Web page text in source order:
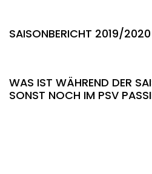
SAISONBERICHT 2019/2020
WAS IST WÄHREND DER
SONST NOCH IM PSV